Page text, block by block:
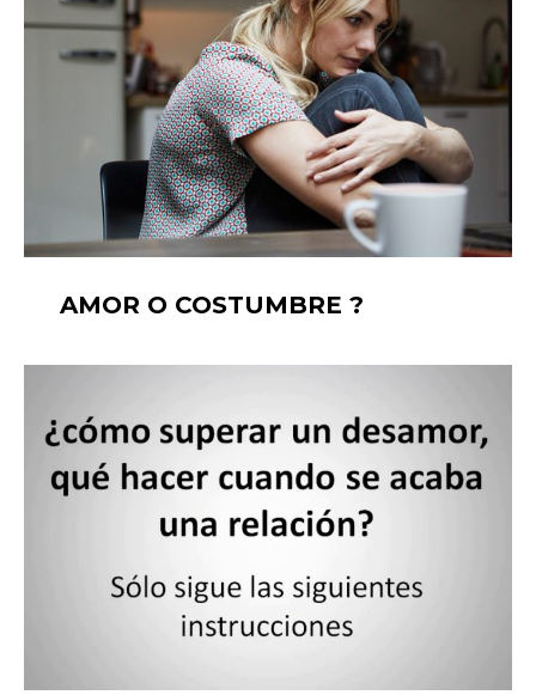
AMOR O COSTUMBRE ?